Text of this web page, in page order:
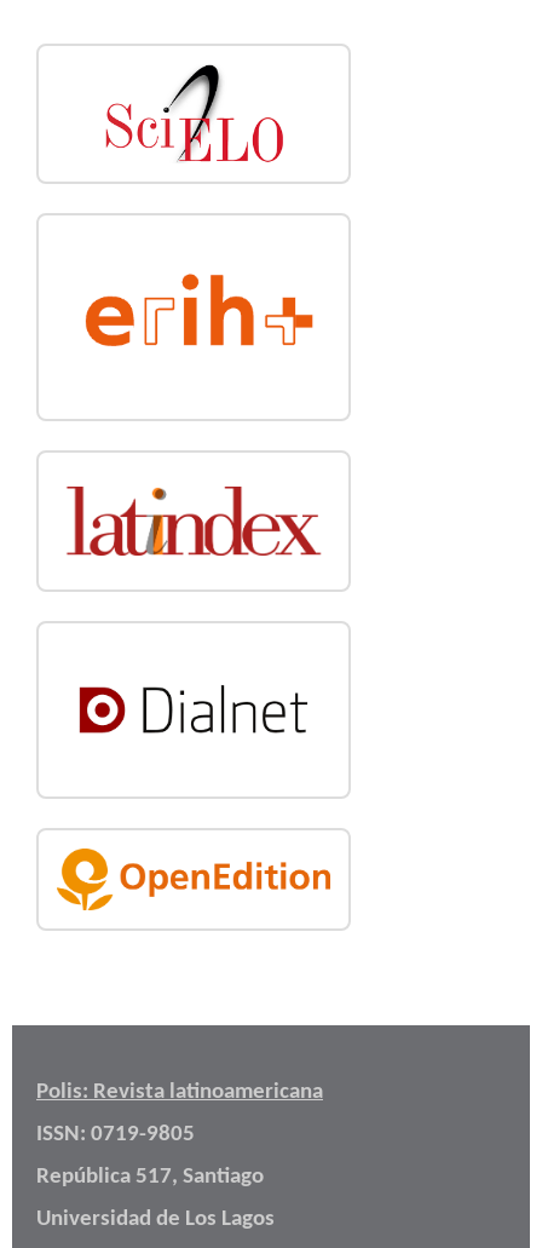
Polis: Revista latinoamericana
ISSN: 0719-9805
República 517, Santiago
Universidad de Los Lagos